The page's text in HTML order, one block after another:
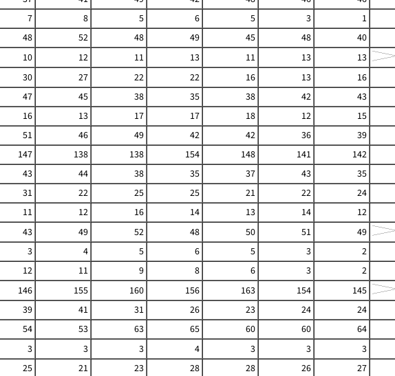
7 8 5 6 5 3
1
48 52 48 49 45 48
40
10 12 11 13 11 13
13
30 27 22 22 16 13
16
47 45 38 35 38 42
43
16 13 17 17 18 12
15
51 46 49 42 42 36
39
147 138 138 154 148 141
142
43 44 38 35 37 43
35
31 22 25 25 21 22
24
11 12 16 14 13 14
12
43 49 52 48 50 51
49
3 4 5 6 5 3
2
12 11 9 8 6 3
2
146 155 160 156 163 154
145
39 41 31 26 23 24
24
54 53 63 65 60 60
64
3 3 3 4 3 3
3
25 21 23 28 28 26
27